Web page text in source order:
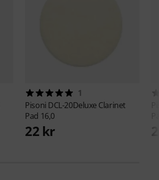
1
Pisoni DCL-20Deluxe Clarinet
Pad 16,0
22 kr